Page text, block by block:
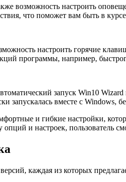
возможность настроить
что поможет вам быть в
настроить горячие
программы, например,
запуск Win10
запускалась вместе с Windows,
и гибкие настройки,
и настроек, пользователь
каждая из которых